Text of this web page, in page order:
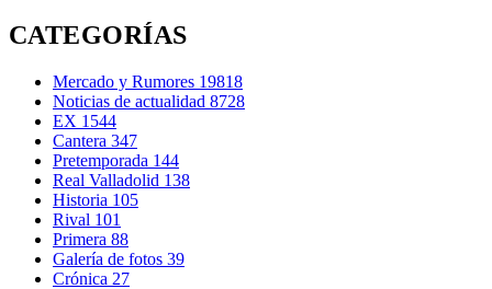
CATEGORÍAS
Mercado y Rumores 19818
Noticias de actualidad 8728
EX 1544
Cantera 347
Pretemporada 144
Real Valladolid 138
Historia 105
Rival 101
Primera 88
Galería de fotos 39
Crónica 27